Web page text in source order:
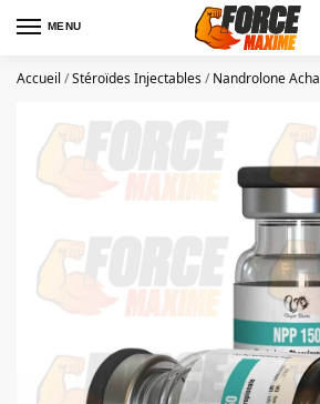
MENU
Accueil /Stéroïdes Injectables/Nandrolone